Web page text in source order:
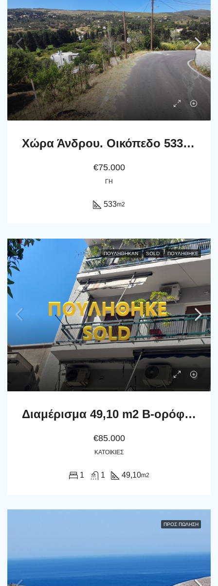
Χώρα Άνδρου. Οικόπεδο 533 m2 εντός των ορίων του οικισμού προσβάσιμο με αυτοκίνητο.
€75.000
ΓΗ
533m2
ΠΟΥΛΉΘΗΚΑΝ SOLD ΠΟΥΛΗΘΗΚΕ
Διαμέρισμα 49,10 m2 Β-ορόφου, Μομφεράτου 65, Γκύζη, Αθήνα.
€85.000
ΚΑΤΟΙΚΊΕΣ
1 1 49,10m2
ΠΡΟΣ ΠΏΛΗΣΗ